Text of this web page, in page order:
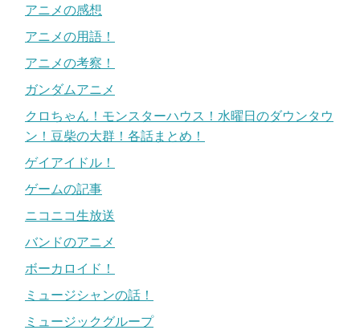
アニメの感想
アニメの用語！
アニメの考察！
ガンダムアニメ
クロちゃん！モンスターハウス！水曜日のダウンタウ
ン！豆柴の大群！各話まとめ！
ゲイアイドル！
ゲームの記事
ニコニコ生放送
バンドのアニメ
ボーカロイド！
ミュージシャンの話！
ミュージックグループ